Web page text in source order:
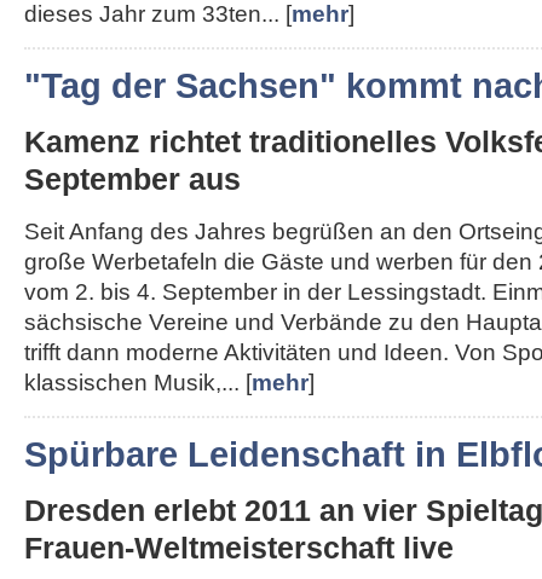
dieses Jahr zum 33ten... [mehr]
"Tag der Sachsen" kommt
Kamenz richtet traditionelles
September aus
Seit Anfang des Jahres begrüßen an den
große Werbetafeln die Gäste und werben für den
vom 2. bis 4. September in der Lessingstadt.
sächsische Vereine und Verbände zu den
trifft dann moderne Aktivitäten und Ideen. Von
klassischen Musik,... [mehr]
Spürbare Leidenschaft in
Dresden erlebt 2011 an vier
Frauen-Weltmeisterschaft live